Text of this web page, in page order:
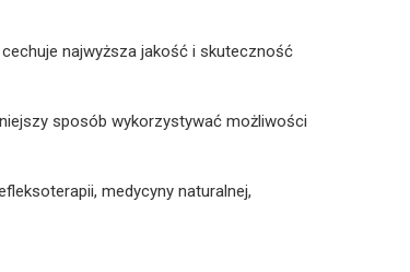
najwyższa jakość i skuteczność
sposób wykorzystywać możliwości
medycyny naturalnej,